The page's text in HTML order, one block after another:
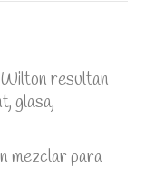
resultan
glasa,
mezclar para